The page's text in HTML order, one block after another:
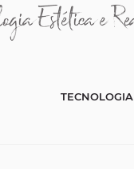
TECNOLOGIA